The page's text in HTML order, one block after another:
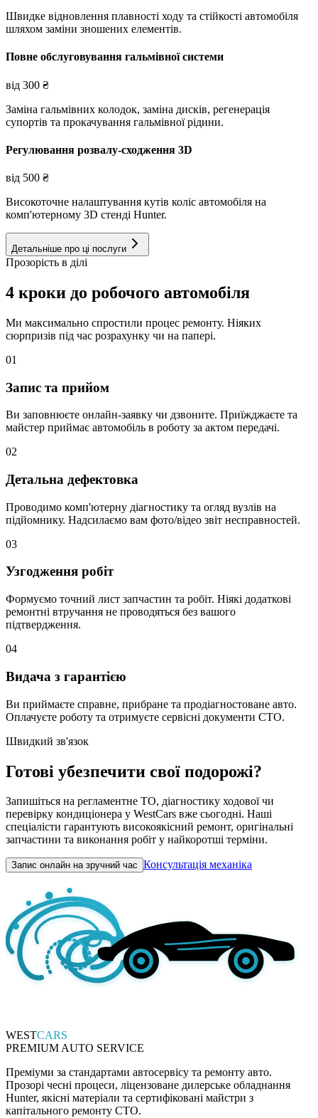
Швидке відновлення плавності ходу та стійкості автомобіля
шляхом заміни зношених елементів.
Повне обслуговування гальмівної системи
від 300 ₴
Заміна гальмівних колодок, заміна дисків, регенерація
супортів та прокачування гальмівної рідини.
Регулювання розвалу-сходження 3D
від 500 ₴
Високоточне налаштування кутів коліс автомобіля на
комп'ютерному 3D стенді Hunter.
Детальніше про ці послуги
Прозорість в ділі
4 кроки до робочого автомобіля
Ми максимально спростили процес ремонту. Ніяких
сюрпризів під час розрахунку чи на папері.
01
Запис та прийом
Ви заповнюєте онлайн-заявку чи дзвоните. Приїжджаєте та
майстер приймає автомобіль в роботу за актом передачі.
02
Детальна дефектовка
Проводимо комп'ютерну діагностику та огляд вузлів на
підйомнику. Надсилаємо вам фото/відео звіт несправностей.
03
Узгодження робіт
Формуємо точний лист запчастин та робіт. Ніякі додаткові
ремонтні втручання не проводяться без вашого
підтвердження.
04
Видача з гарантією
Ви приймаєте справне, прибране та продіагностоване авто.
Оплачуєте роботу та отримуєте сервісні документи СТО.
Швидкий зв'язок
Готові убезпечити свої подорожі?
Запишіться на регламентне ТО, діагностику ходової чи
перевірку кондиціонера у WestCars вже сьогодні. Наші
спеціалісти гарантують високоякісний ремонт, оригінальні
запчастини та виконання робіт у найкоротші терміни.
Запис онлайн на зручний час Консультація механіка
WESTCARS
PREMIUM AUTO SERVICE
Преміуми за стандартами автосервісу та ремонту авто.
Прозорі чесні процеси, ліцензоване дилерське обладнання
Hunter, якісні матеріали та сертифіковані майстри з
капітального ремонту СТО.